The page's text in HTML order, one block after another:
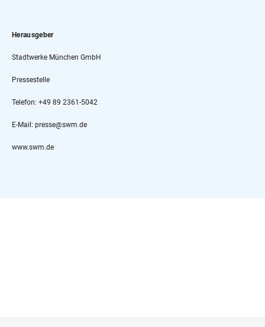
Herausgeber
Stadtwerke München GmbH
Pressestelle
Telefon: +49 89 2361-5042
E-Mail: presse@swm.de
www.swm.de